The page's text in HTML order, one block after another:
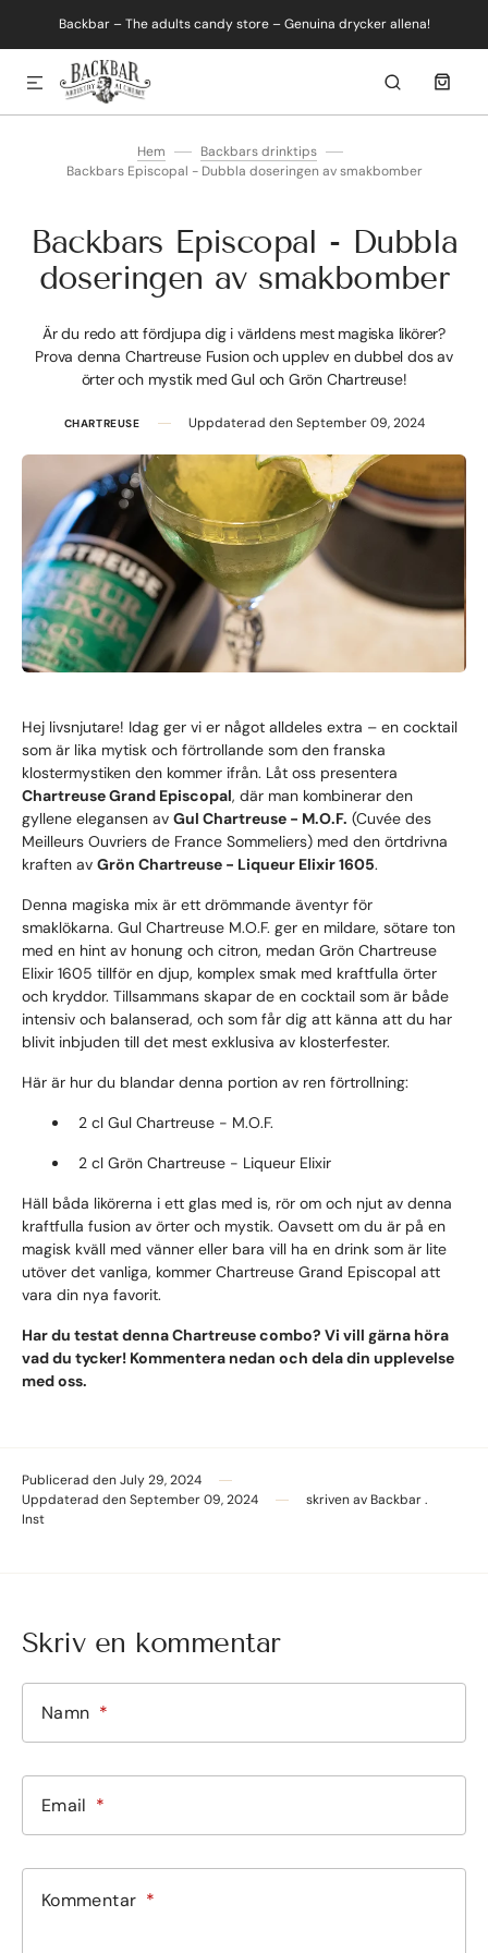
TO CONTENT
Backbar – The adults candy store – Genuina drycker allena!
Hem
Backbars drinktips
Backbars Episcopal - Dubbla doseringen av smakbomber
Backbars Episcopal - Dubbla
doseringen av smakbomber
Är du redo att fördjupa dig i världens mest magiska likörer?
Prova denna Chartreuse Fusion och upplev en dubbel dos av
örter och mystik med Gul och Grön Chartreuse!
CHARTREUSE Uppdaterad den September 09, 2024
Hej livsnjutare! Idag ger vi er något alldeles extra – en cocktail
som är lika mytisk och förtrollande som den franska
klostermystiken den kommer ifrån. Låt oss presentera
Chartreuse Grand Episcopal, där man kombinerar den
gyllene elegansen av Gul Chartreuse - M.O.F. (Cuvée des
Meilleurs Ouvriers de France Sommeliers) med den örtdrivna
kraften av Grön Chartreuse - Liqueur Elixir 1605.
Denna magiska mix är ett drömmande äventyr för
smaklökarna. Gul Chartreuse M.O.F. ger en mildare, sötare ton
med en hint av honung och citron, medan Grön Chartreuse
Elixir 1605 tillför en djup, komplex smak med kraftfulla örter
och kryddor. Tillsammans skapar de en cocktail som är både
intensiv och balanserad, och som får dig att känna att du har
blivit inbjuden till det mest exklusiva av klosterfester.
Här är hur du blandar denna portion av ren förtrollning:
2 cl Gul Chartreuse - M.O.F.
2 cl Grön Chartreuse - Liqueur Elixir
Häll båda likörerna i ett glas med is, rör om och njut av denna
kraftfulla fusion av örter och mystik. Oavsett om du är på en
magisk kväll med vänner eller bara vill ha en drink som är lite
utöver det vanliga, kommer Chartreuse Grand Episcopal att
vara din nya favorit.
Har du testat denna Chartreuse combo? Vi vill gärna höra
vad du tycker! Kommentera nedan och dela din upplevelse
med oss.
Publicerad denJuly 29, 2024
Uppdaterad denSeptember 09, 2024 skriven av Backbar .
Inst
Instagram
Skriv en kommentar